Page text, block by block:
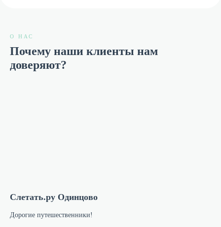
О НАС
Почему наши клиенты нам
доверяют?
Слетать.ру Одинцово
Дорогие путешественники!